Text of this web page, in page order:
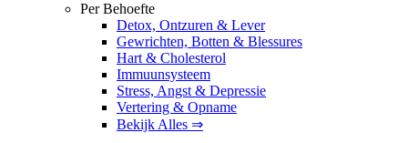
Per Behoefte
Detox, Ontzuren & Lever
Gewrichten, Botten & Blessures
Hart & Cholesterol
Immuunsysteem
Stress, Angst & Depressie
Vertering & Opname
Bekijk Alles ⇒